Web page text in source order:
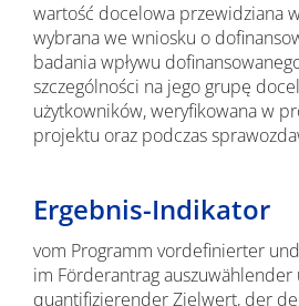
wartość docelowa przewidziana
wybrana we wniosku o
badania wpływu
szczególności na jego grupę
użytkowników, weryfikowana w
projektu oraz podczas
Ergebnis-Indikator
vom Programm vordefinierter
im Förderantrag auszuwählender
quantifizierender Zielwert, der